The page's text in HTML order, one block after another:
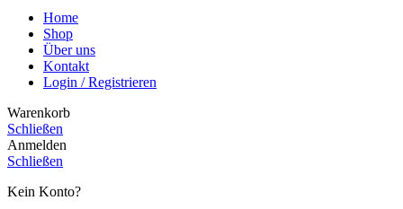
Home
Shop
Über uns
Kontakt
Login / Registrieren
Warenkorb
Schließen
Anmelden
Schließen
Kein Konto?